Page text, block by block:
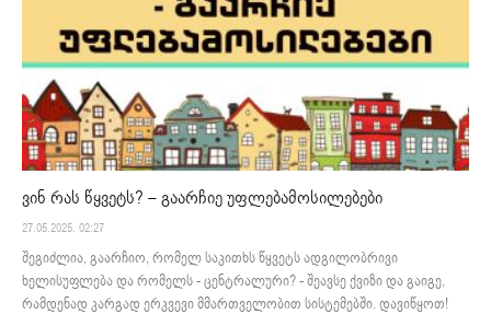
ვინ რას წყვეტს? – გაარჩიე უფლებამოსილებები
27.05.2025. 02:27
შეგიძლია, გაარჩიო, რომელ საკითხს წყვეტს ადგილობრივი
ხელისუფლება და რომელს - ცენტრალური? - შეავსე ქვიზი და გაიგე,
რამდენად კარგად ერკვევი მმართველობით სისტემებში. დავიწყოთ!